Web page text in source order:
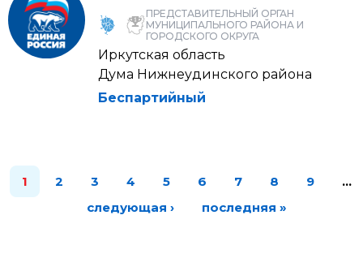
ПРЕДСТАВИТЕЛЬНЫЙ ОРГАН
МУНИЦИПАЛЬНОГО РАЙОНА И
ГОРОДСКОГО ОКРУГА
Иркутская область
Дума Нижнеудинского района
Беспартийный
1 2 3 4 5 6 7 8 9
…
следующая ›
последняя »